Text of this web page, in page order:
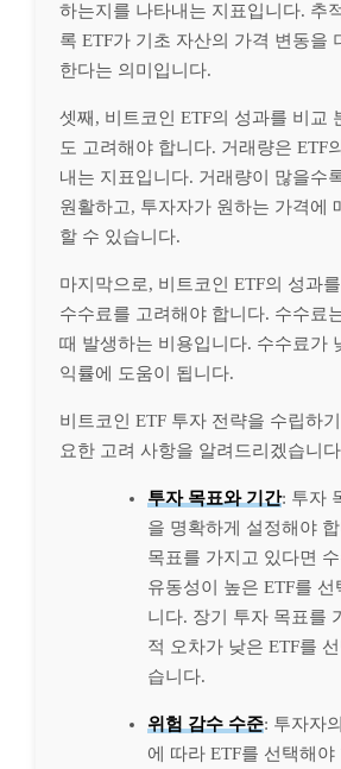
하는지를 나타내는 지표입니다. 추
록 ETF가 기초 자산의 가격 변동을
한다는 의미입니다.
셋째, 비트코인 ETF의 성과를 비교
도 고려해야 합니다. 거래량은 ETF
내는 지표입니다. 거래량이 많을수
원활하고, 투자자가 원하는 가격에
할 수 있습니다.
마지막으로, 비트코인 ETF의 성과
수수료를 고려해야 합니다. 수수료
때 발생하는 비용입니다. 수수료가
익률에 도움이 됩니다.
비트코인 ETF 투자 전략을 수립하
요한 고려 사항을 알려드리겠습니
투자 목표와 기간: 투자
을 명확하게 설정해야
목표를 가지고 있다면
유동성이 높은 ETF를
니다. 장기 투자 목표를
적 오차가 낮은 ETF를
습니다.
위험 감수 수준: 투자자
에 따라 ETF를 선택해